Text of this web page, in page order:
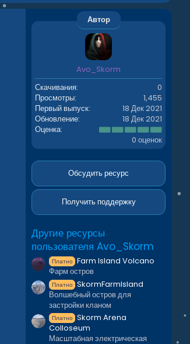
Автор
Avo_Skorm
Скачивания
0
Просмотры
1,455
Первый выпуск
18 Дек 2021
Обновление
18 Дек 2021
Оценка
0
.
0
з
ё
з
0 оценок
Обсудить ресурс
Получить поддержку
Другие ресурсы
пользователя Avo_Skorm
Платно Farm Island Volcano
Фарм остров
Платно SkormFarmIsland
Волшебный остров для
застройки кланом
Платно Skorm Arena
Colloseum
Масштабная электрическая